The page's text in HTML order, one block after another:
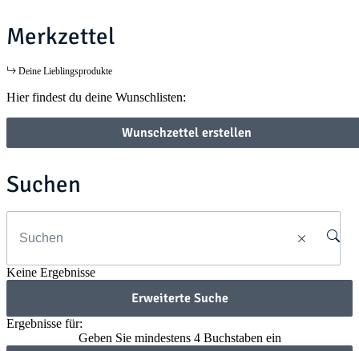
Merkzettel
Deine Lieblingsprodukte
Hier findest du deine Wunschlisten:
Wunschzettel erstellen
Suchen
Keine Ergebnisse
Erweiterte Suche
Ergebnisse für:
Geben Sie mindestens 4 Buchstaben ein